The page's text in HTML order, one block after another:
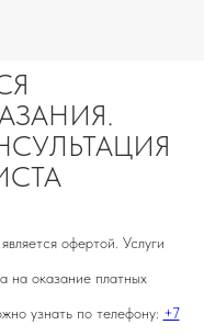
офертой. Услуги
на оказание платных
узнать по телефону: +7